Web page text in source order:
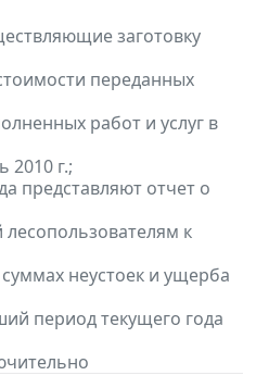
заготовку
переданных
работ и услуг в
2010 г.;
представляют отчет о
к
неустоек и ущерба
период текущего года